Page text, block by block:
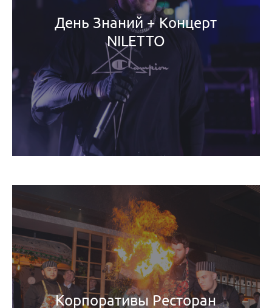
День Знаний + Концерт
NILETTO
Корпоративы Ресторан